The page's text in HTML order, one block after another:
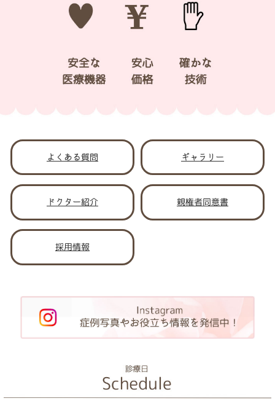
よくある質問 ギャラリー
ドクター紹介 親権者同意書
採用情報